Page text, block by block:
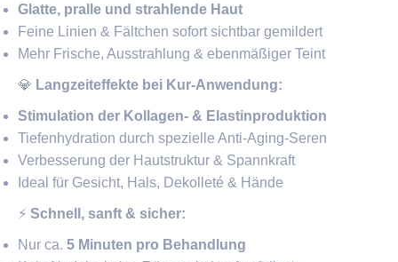
Glatte, pralle und strahlende Haut
Feine Linien & Fältchen sofort sichtbar gemildert
Mehr Frische, Ausstrahlung & ebenmäßiger Teint
💎 Langzeiteffekte bei Kur-Anwendung:
Stimulation der Kollagen- & Elastinproduktion
Tiefenhydration durch spezielle Anti-Aging-Seren
Verbesserung der Hautstruktur & Spannkraft
Ideal für Gesicht, Hals, Dekolleté & Hände
⚡ Schnell, sanft & sicher:
Nur ca. 5 Minuten pro Behandlung